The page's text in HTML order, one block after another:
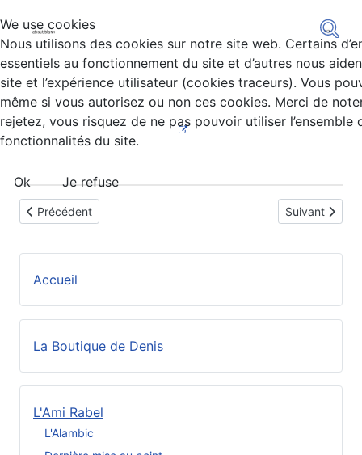
Article précédent : C'était il y a 32 ans !
Précédent Article
Suivant
Accueil
La Boutique de Denis
L'Ami Rabel
L'Alambic
We use cookies
Nous utilisons des cookies sur notre site web. Certains
essentiels au fonctionnement du site et d’autres nous
site et l’expérience utilisateur (cookies traceurs). Vous
même si vous autorisez ou non ces cookies. Merci de
rejetez, vous risquez de ne pas pouvoir utiliser l’ensemble
fonctionnalités du site.
Ok Je refuse